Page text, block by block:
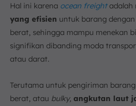
Hal ini karena ocean freight adalah
yang efisien untuk barang
berat, sehingga mampu menekan
signifikan dibanding moda
atau darat.
Terutama untuk pengiriman
berat, atau bulky, angkutan laut